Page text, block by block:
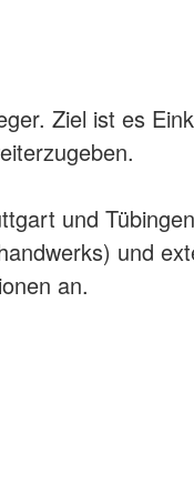
Ziel ist es
und
und
an.